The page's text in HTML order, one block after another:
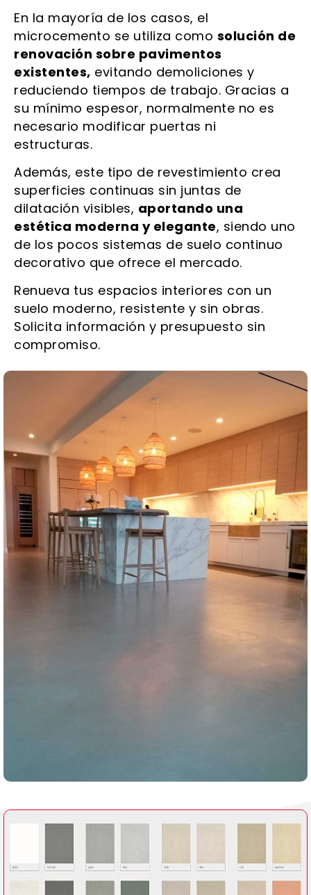
En la mayoría de los casos, el
microcemento se utiliza como solución de
renovación sobre pavimentos
existentes, evitando demoliciones y
reduciendo tiempos de trabajo. Gracias a
su mínimo espesor, normalmente no es
necesario modificar puertas ni
estructuras.
Además, este tipo de revestimiento crea
superficies continuas sin juntas de
dilatación visibles, aportando una
estética moderna y elegante, siendo uno
de los pocos sistemas de suelo continuo
decorativo que ofrece el mercado.
Renueva tus espacios interiores con un
suelo moderno, resistente y sin obras.
Solicita información y presupuesto sin
compromiso.